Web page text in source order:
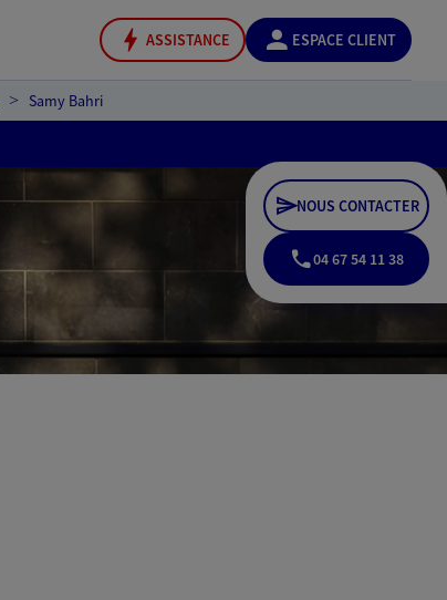
ASSISTANCE ESPACE CLIENT
Samy Bahri
NOUS CONTACTER
04 67 54 11 38